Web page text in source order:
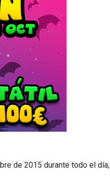
de 2015 durante todo el día,